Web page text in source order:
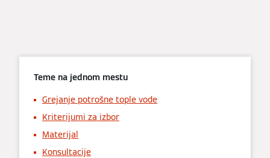
Teme na jednom mestu
Grejanje potrošne tople vode
Kriterijumi za izbor
Materijal
Konsultacije